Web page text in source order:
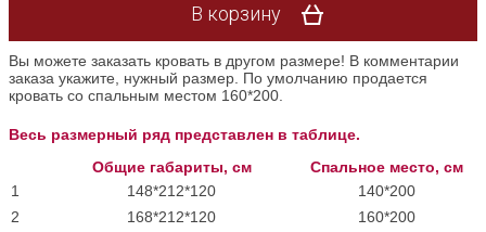
В корзину
Вы можете заказать кровать в другом размере! В комментарии
заказа укажите, нужный размер. По умолчанию продается
кровать со спальным местом 160*200.
Весь размерный ряд представлен в таблице.
Общие габариты, см
Спальное место, см
1
148*212*120
140*200
2
168*212*120
160*200